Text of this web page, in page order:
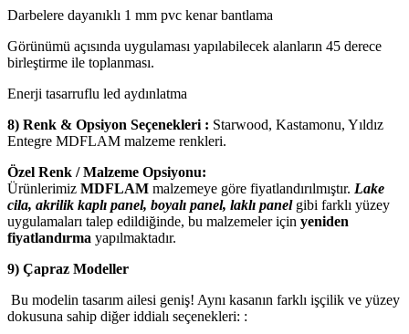
Darbelere dayanıklı 1 mm pvc kenar bantlama
Görünümü açısında uygulaması yapılabilecek alanların 45 derece
birleştirme ile toplanması.
Enerji tasarruflu led aydınlatma
8) Renk & Opsiyon Seçenekleri : Starwood, Kastamonu, Yıldız
Entegre MDFLAM malzeme renkleri.
Özel Renk / Malzeme Opsiyonu:
Ürünlerimiz MDFLAM malzemeye göre fiyatlandırılmıştır. Lake
cila, akrilik kaplı panel, boyalı panel, laklı panel gibi farklı yüzey
uygulamaları talep edildiğinde, bu malzemeler için yeniden
fiyatlandırma yapılmaktadır.
9) Çapraz Modeller
Bu modelin tasarım ailesi geniş! Aynı kasanın farklı işçilik ve yüzey
dokusuna sahip diğer iddialı seçenekleri: :